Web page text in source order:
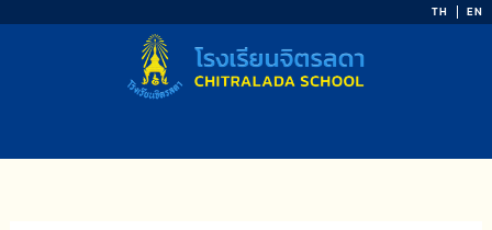
TH EN